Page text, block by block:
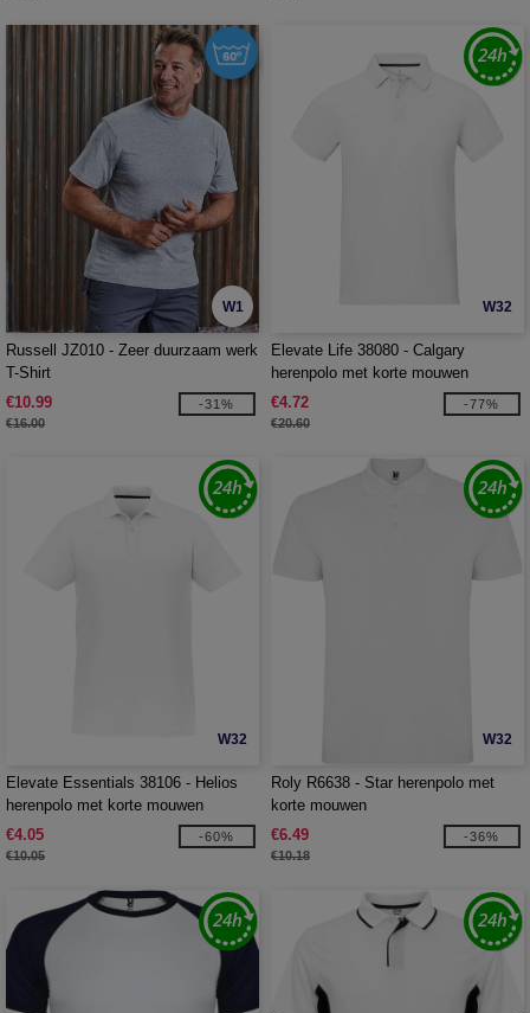
W1
Russell JZ010 - Zeer duurzaam werk
T-Shirt
€10.99
€16.00
-31%
W32
Elevate Life 38080 - Calgary
herenpolo met korte mouwen
€4.72
€20.60
-77%
W32
Elevate Essentials 38106 - Helios
herenpolo met korte mouwen
€4.05
€10.05
-60%
W32
Roly R6638 - Star herenpolo met
korte mouwen
€6.49
€10.18
-36%